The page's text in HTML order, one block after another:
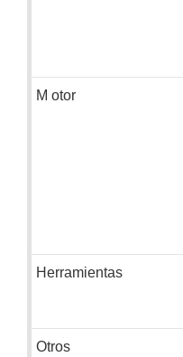
M otor
Herramientas
Otros